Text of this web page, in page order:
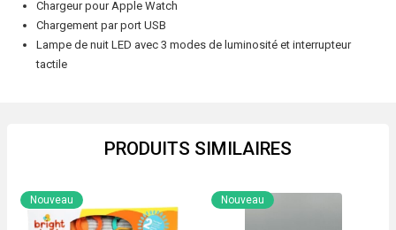
en
Chargeur pour Apple Watch
Chargement par port USB
Lampe de nuit LED avec 3 modes de luminosité et interrupteur
tactile
PRODUITS SIMILAIRES
Nouveau Nouveau